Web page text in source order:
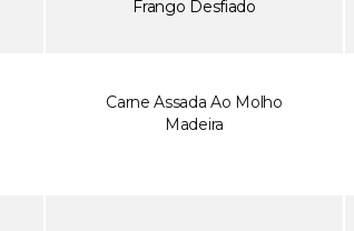
Frango Desfiado
Carne Assada Ao Molho
Madeira